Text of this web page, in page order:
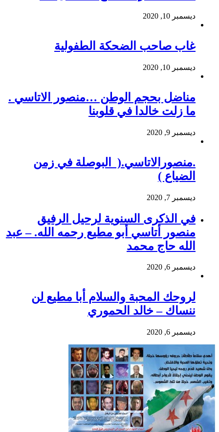
ديسمبر 10, 2020
غاب صاحب الضحكة الطفولية
ديسمبر 10, 2020
مناضل بحجم الوطن …منصور الاتاسي .
ما زلت خالدا في قلوبنا
ديسمبر 9, 2020
.منصورالاتاسي.( البوصلة في زمن
الضياع )
ديسمبر 7, 2020
في الذكرى السنوية لرحيل الرفيق
منصور أتاسي أبو مطيع رحمه الله. – عبد
الله حاج محمد
ديسمبر 6, 2020
لروحك المحبة والسلام أبا مطيع لن
ننساك – خالد الحموري
ديسمبر 6, 2020